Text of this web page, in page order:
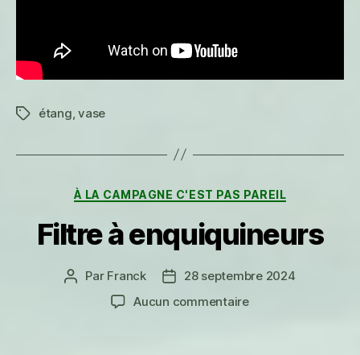
Étiquettes
étang,vase
Catégories
À LA CAMPAGNE C'EST PAS PAREIL
Filtre à enquiquineurs
Auteur
Par Franck
Date28 septembre 2024
Aucun commentairesur